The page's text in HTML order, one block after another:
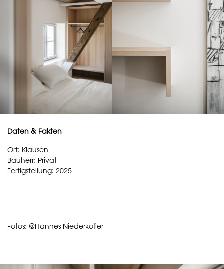
Daten & Fakten
Ort: Klausen
Bauherr: Privat
Fertigstellung: 2025
Fotos: @Hannes Niederkofler